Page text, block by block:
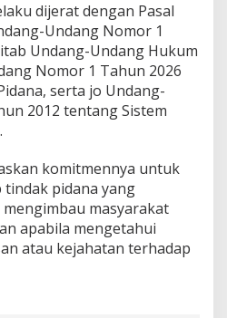
dijerat dengan Pasal
Undang Nomor 1
Undang-Undang Hukum
Nomor 1 Tahun 2026
serta jo Undang-
2012 tentang Sistem
komitmennya untuk
tindak pidana yang
masyarakat
apabila mengetahui
atau kejahatan terhadap